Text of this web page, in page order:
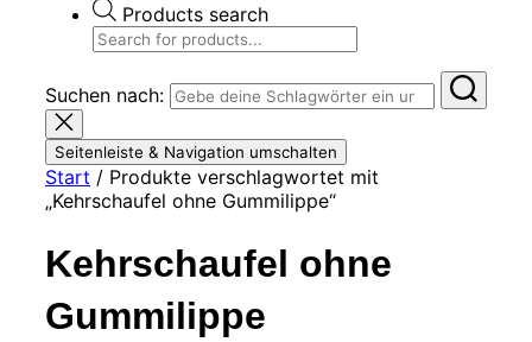
Products search
Suchen nach:
Seitenleiste & Navigation umschalten
Start / Produkte verschlagwortet mit
„Kehrschaufel ohne Gummilippe“
Kehrschaufel ohne
Gummilippe